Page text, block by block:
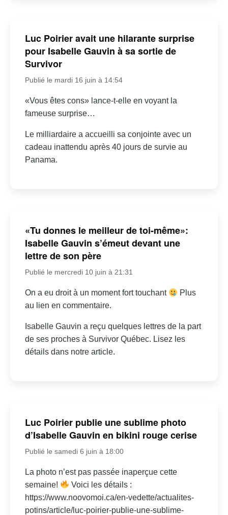
Luc Poirier avait une hilarante surprise
pour Isabelle Gauvin à sa sortie de
Survivor
Publié le mardi 16 juin à 14:54
«Vous êtes cons» lance-t-elle en voyant la
fameuse surprise…
Le milliardaire a accueilli sa conjointe avec un
cadeau inattendu après 40 jours de survie au
Panama.
«Tu donnes le meilleur de toi-même»:
Isabelle Gauvin s’émeut devant une
lettre de son père
Publié le mercredi 10 juin à 21:31
On a eu droit à un moment fort touchant
Plus
au lien en commentaire.
Isabelle Gauvin a reçu quelques lettres de la part
de ses proches à Survivor Québec. Lisez les
détails dans notre article.
Luc Poirier publie une sublime photo
d’Isabelle Gauvin en bikini rouge cerise
Publié le samedi 6 juin à 18:00
La photo n’est pas passée inaperçue cette
semaine!
Voici les détails :
https://www.noovomoi.ca/en-vedette/actualites-
potins/article/luc-poirier-publie-une-sublime-